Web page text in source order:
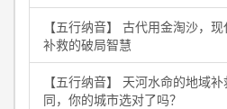
【五行纳音】 古代用金淘沙，
补救的破局智慧
【五行纳音】 天河水命的地域
同，你的城市选对了吗？